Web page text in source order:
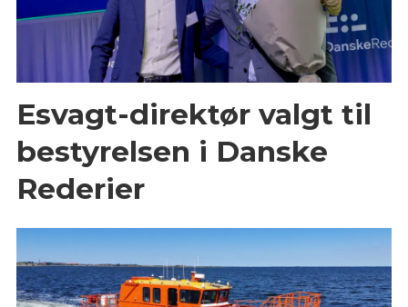
Esvagt-direktør valgt til
bestyrelsen i Danske
Rederier